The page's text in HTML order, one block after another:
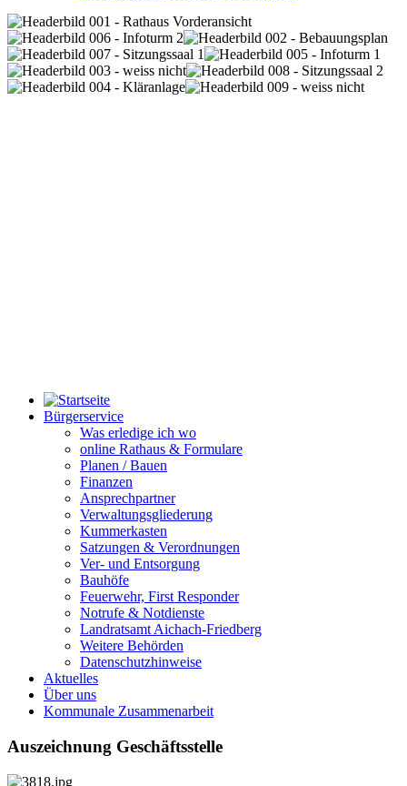
Bürgerservice
Was erledige ich wo
online Rathaus & Formulare
Planen / Bauen
Finanzen
Ansprechpartner
Verwaltungsgliederung
Kummerkasten
Satzungen & Verordnungen
Ver- und Entsorgung
Bauhöfe
Feuerwehr, First Responder
Notrufe & Notdienste
Landratsamt Aichach-Friedberg
Weitere Behörden
Datenschutzhinweise
Aktuelles
Über uns
Kommunale Zusammenarbeit
Auszeichnung Geschäftsstelle